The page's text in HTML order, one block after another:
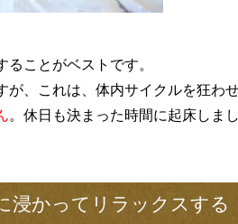
ることがベストです。
、これは、体内サイクルを狂わせ
。休日も決まった時間に起床しまし
浸かってリラックスする